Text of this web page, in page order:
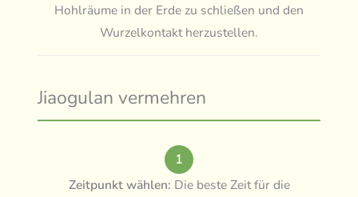
Hohlräume in der Erde zu schließen und den
Wurzelkontakt herzustellen.
Jiaogulan vermehren
1
Zeitpunkt wählen: Die beste Zeit für die